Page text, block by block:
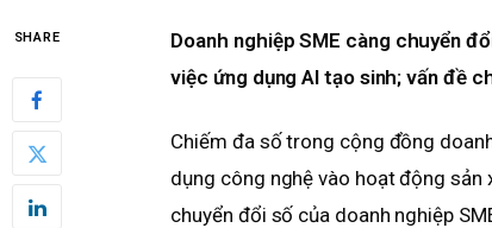
SHARE
Doanh nghiệp SME càng chuyển
việc ứng dụng AI tạo sinh; vấn đề
Chiếm đa số trong cộng đồng
dụng công nghệ vào hoạt động sản
chuyển đổi số của doanh nghiệp